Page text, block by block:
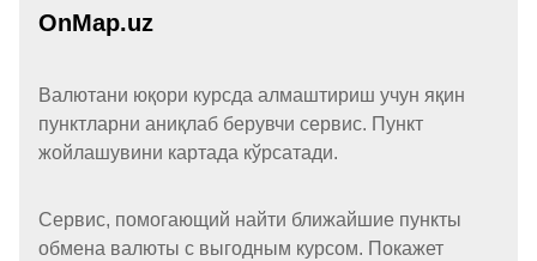
OnMap.uz
Валютани юқори курсда алмаштириш учун яқин
пунктларни аниқлаб берувчи сервис. Пункт
жойлашувини картада кўрсатади.
Сервис, помогающий найти ближайшие пункты
обмена валюты с выгодным курсом. Покажет